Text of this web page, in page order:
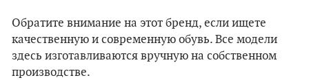
Обратите внимание на этот бренд, если ищете
качественную и современную обувь. Все модели
здесь изготавливаются вручную на собственном
производстве.